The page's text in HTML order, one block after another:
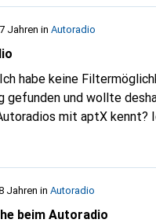
Jahren in Autoradio
gefunden und wollte
mit aptX kennt?
nicht aktuell zu sein. Mir
und ein schmaler
oder ein CD-
Tag noch.
Jahren in Autoradio
beim Autoradio